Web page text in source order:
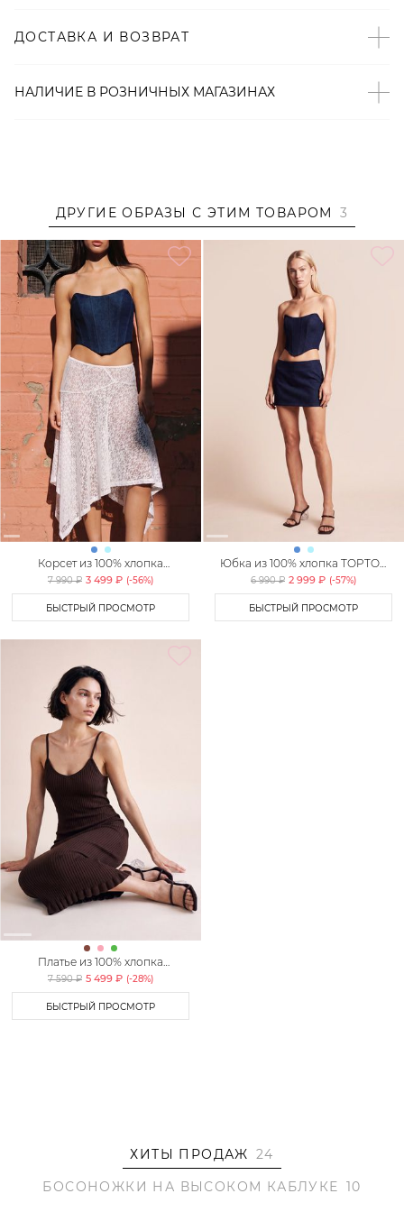
контролем бренда: КНР.
Образ
ДОСТАВКА И ВОЗВРАТ
НАЛИЧИЕ В РОЗНИЧНЫХ МАГАЗИНАХ
ДРУГИЕ ОБРАЗЫ С ЭТИМ ТОВАРОМ 3
Корсет из 100% хлопка
TOPTOP STUDIO
7 990 ₽ 3 499 ₽ (-56%)
БЫСТРЫЙ ПРОСМОТР
Юбка из 100% хлопка TOPTOP
STUDIO
6 990 ₽ 2 999 ₽ (-57%)
БЫСТРЫЙ ПРОСМОТР
Платье из 100% хлопка
TOPTOP
7 590 ₽ 5 499 ₽ (-28%)
БЫСТРЫЙ ПРОСМОТР
ХИТЫ ПРОДАЖ 24
БОСОНОЖКИ НА ВЫСОКОМ КАБЛУКЕ 10